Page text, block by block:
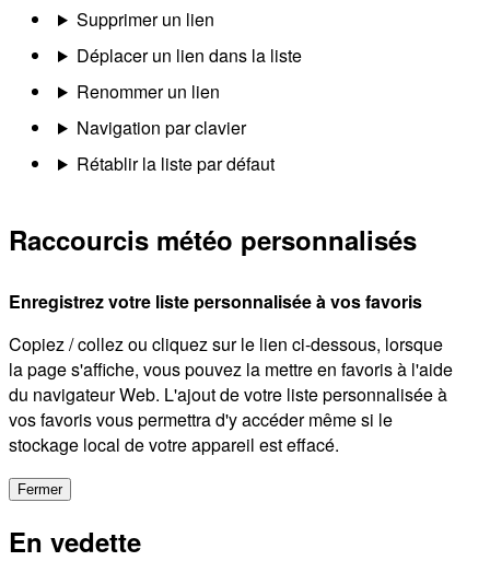
Supprimer un lien
Déplacer un lien dans la liste
Renommer un lien
Navigation par clavier
Rétablir la liste par défaut
Raccourcis météo personnalisés
Enregistrez votre liste personnalisée à vos favoris
Copiez / collez ou cliquez sur le lien ci-dessous, lorsque
la page s'affiche, vous pouvez la mettre en favoris à l'aide
du navigateur Web. L'ajout de votre liste personnalisée à
vos favoris vous permettra d'y accéder même si le
stockage local de votre appareil est effacé.
Fermer
En vedette